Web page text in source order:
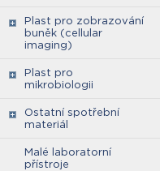
Plast pro zobrazování
buněk (cellular
imaging)
Plast pro
mikrobiologii
Ostatní spotřební
materiál
Malé laboratorní
přístroje